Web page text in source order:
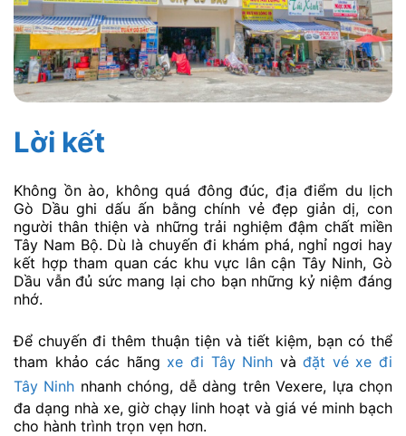
Lời kết
Không ồn ào, không quá đông đúc, địa điểm du lịch
Gò Dầu ghi dấu ấn bằng chính vẻ đẹp giản dị, con
người thân thiện và những trải nghiệm đậm chất miền
Tây Nam Bộ. Dù là chuyến đi khám phá, nghỉ ngơi hay
kết hợp tham quan các khu vực lân cận Tây Ninh, Gò
Dầu vẫn đủ sức mang lại cho bạn những kỷ niệm đáng
nhớ.
Để chuyến đi thêm thuận tiện và tiết kiệm, bạn có thể
tham khảo các hãng xe đi Tây Ninh vàđặt vé xe đi
Tây Ninh nhanh chóng, dễ dàng trên Vexere, lựa chọn
đa dạng nhà xe, giờ chạy linh hoạt và giá vé minh bạch
cho hành trình trọn vẹn hơn.